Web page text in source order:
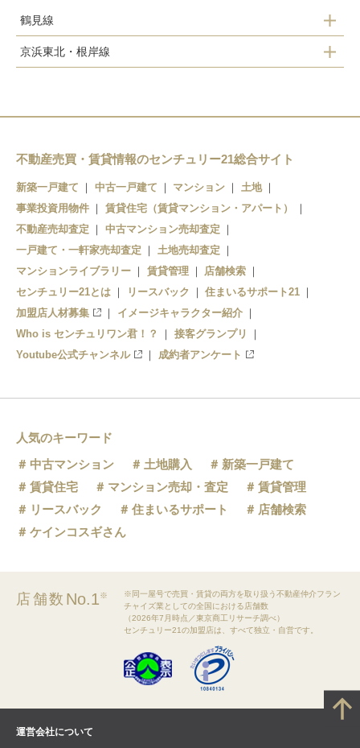
鶴見線
鶴見
京浜東北・根岸線
横浜
不動産売買・賃貸情報のセンチュリー21総合サイト
新築一戸建て 中古一戸建て マンション
土地
事業投資用物件
賃貸住宅（賃貸マンション・アパート）
不動産売却査定
中古マンション売却査定
一戸建て・一軒家売却査定
土地売却査定
マンションライブラリー
賃貸管理
店舗検索
センチュリー21とは
リースバック
住まいるサポート21
加盟店人材募集
イメージキャラクター紹介
Who is センチュリワン君！？
接客グランプリ
Youtube公式チャンネル
成約者アンケート
人気のキーワード
中古マンション
土地購入
新築一戸建て
賃貸住宅
マンション売却・査定
賃貸管理
リースバック
住まいるサポート
店舗検索
ケインコスギさん
店舗数 No.1※
※同一屋号で売買・賃貸の両方を取り扱う不動産仲介フラン
チャイズ業としての全国における店舗数
（2026年7月時点／東京商工リサーチ調べ）
センチュリー21の加盟店は、すべて独立・自営です。
運営会社について